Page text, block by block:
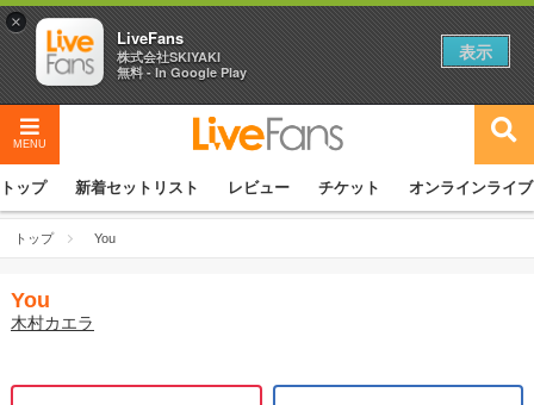
MENU
トップ 新着セットリスト レビュー チケット オンラインライブ
トップ You
You
木村カエラ
×
LiveFans
株式会社SKIYAKI
無料 - In Google Play
表示